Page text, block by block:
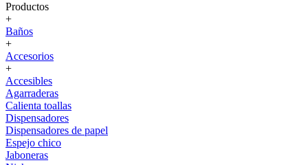
Productos
+
Baños
+
Accesorios
+
Accesibles
Agarraderas
Calienta toallas
Dispensadores
Dispensadores de papel
Espejo chico
Jaboneras